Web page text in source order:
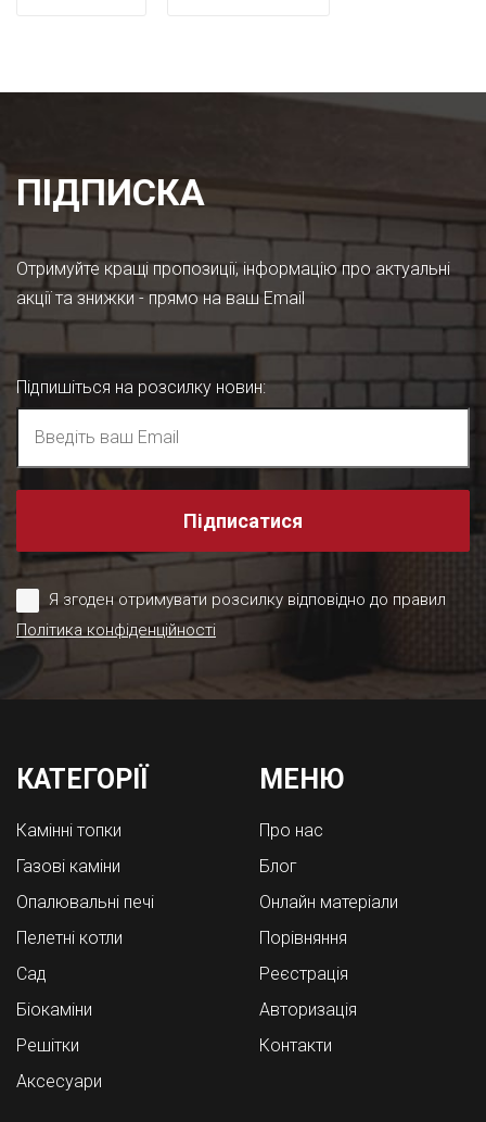
ПІДПИСКА
Отримуйте кращі пропозиції, інформацію про актуальні
акції та знижки - прямо на ваш Email
Підпишіться на розсилку новин:
Підписатися
Я згоден отримувати розсилку відповідно до правил
Політика конфіденційності
КАТЕГОРІЇ
Камінні топки
Газові каміни
Опалювальні печі
Пелетні котли
Cад
Біокаміни
Решітки
Аксесуари
МЕНЮ
Про нас
Блог
Онлайн матеріали
Порівняння
Реєстрація
Авторизація
Контакти